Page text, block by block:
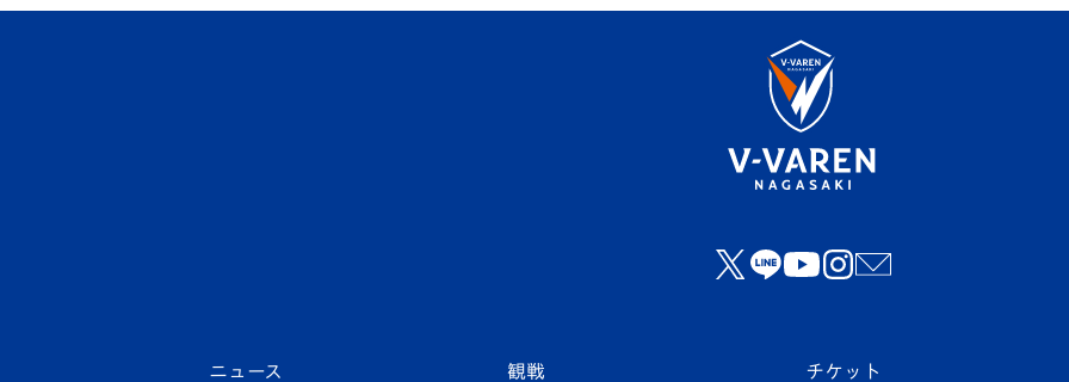
ニュース 観戦 チケット